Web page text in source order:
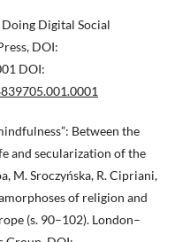
Doing Digital Social
DOI:
DOI:
Between the
and secularization of the
M. Sroczyńska, R. Cipriani,
of religion and
(s. 90–102). London–